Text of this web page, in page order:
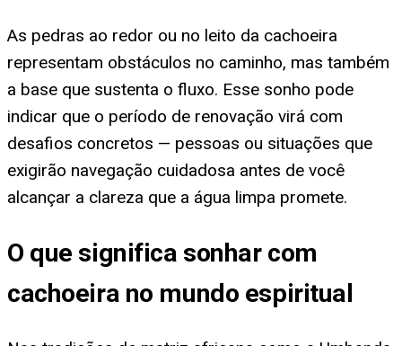
As pedras ao redor ou no leito da cachoeira
representam obstáculos no caminho, mas também
a base que sustenta o fluxo. Esse sonho pode
indicar que o período de renovação virá com
desafios concretos — pessoas ou situações que
exigirão navegação cuidadosa antes de você
alcançar a clareza que a água limpa promete.
O que significa sonhar com
cachoeira no mundo espiritual